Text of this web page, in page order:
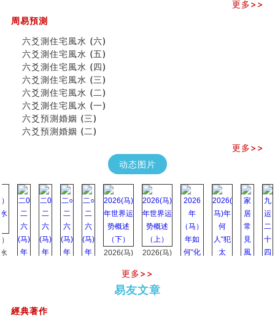
《高岛易断》(四)
吃相与性格及命运
六爻測住宅風水 (六)
民間風水知識九十四條
马斯克八字分析
饭店餐馆风水布局知识
六爻占卜中如何预测官运、事业运？
《高岛易断》(三)
专家点评手上九大桃花线
四柱八字快速直断技法
创业容易成功的6种手相
算命先生都不外传的算命顺口溜
什么是到山到向？上山下水？
六爻算卦：我能面试升职吗？
《高岛易断》(一)
朱德總司命造 (名⼈⼋字淺析九）
刘燮鈞讲人相 手相论财运
商舖大門的風水原則 (上)
更多>>
周易預測
六爻測住宅風水 (六)
六爻測住宅風水 (五)
六爻測住宅風水 (四)
六爻測住宅風水 (三)
六爻測住宅風水 (二)
六爻測住宅風水 (一)
六爻預測婚姻 (三)
六爻預測婚姻 (二)
更多>>
动态图片
2026(马)
2026(马)
势概述
（上）
更多>>
易友文章
經典著作